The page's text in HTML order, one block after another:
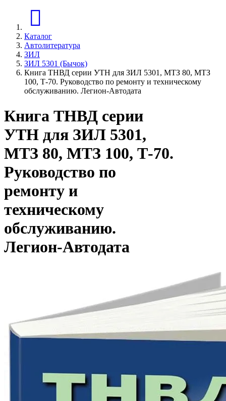
Каталог
Автолитература
ЗИЛ
ЗИЛ 5301 (Бычок)
Книга ТНВД серии УТН для ЗИЛ 5301, МТЗ 80, МТЗ
100, Т-70. Руководство по ремонту и техническому
обслуживанию. Легион-Aвтодата
Книга ТНВД серии
УТН для ЗИЛ 5301,
МТЗ 80, МТЗ 100, Т-70.
Руководство по
ремонту и
техническому
обслуживанию.
Легион-Aвтодата